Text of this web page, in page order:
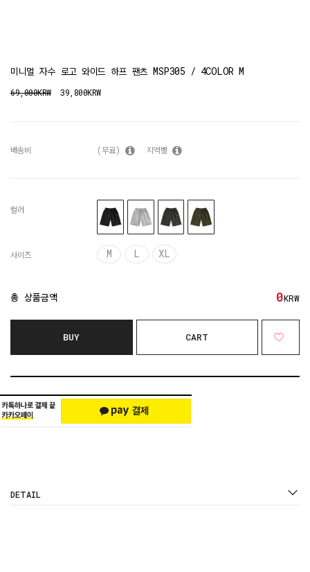
미니멀 자수 로고 와이드 하프 팬츠 MSP305 / 4COLOR M
69,000KRW 39,800KRW
배송비 (무료) 지역별
컬러
사이즈 M L XL
총 상품금액 0KRW
BUY CART
DETAIL